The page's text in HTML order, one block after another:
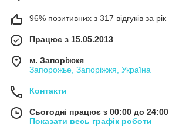
96% позитивних з 317 відгуків за рік
Працює з 15.05.2013
м. Запоріжжя
Запорожье, Запоріжжя, Україна
Контакти
Сьогодні працює з 00:00 до 24:00
Показати весь графік роботи